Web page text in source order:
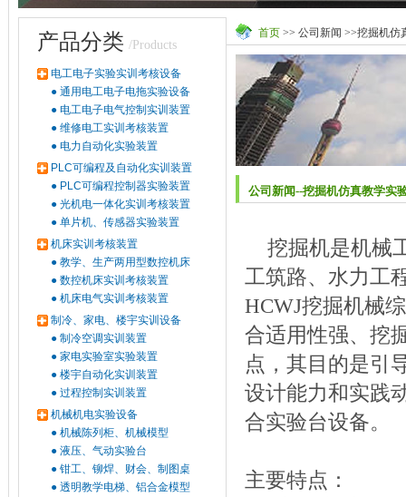
产品分类 /Products
电工电子实验实训考核设备
● 通用电工电子电拖实验设备
● 电工电子电气控制实训装置
● 维修电工实训考核装置
● 电力自动化实验装置
PLC可编程及自动化实训装置
● PLC可编程控制器实验装置
● 光机电一体化实训考核装置
● 单片机、传感器实验装置
机床实训考核装置
● 教学、生产两用型数控机床
● 数控机床实训考核装置
● 机床电气实训考核装置
制冷、家电、楼宇实训设备
● 制冷空调实训装置
● 家电实验室实验装置
● 楼宇自动化实训装置
● 过程控制实训装置
机械机电实验设备
● 机械陈列柜、机械模型
● 液压、气动实验台
● 钳工、铆焊、财会、制图桌
● 透明教学电梯、铝合金模型
首页 >> 公司新闻 >>挖掘机仿
公司新闻--挖掘机仿真教学实
挖掘机是机械
工筑路、水力工
HCWJ挖掘机械
合适用性强、挖
点，其目的是引
设计能力和实践
合实验台设备。
主要特点：